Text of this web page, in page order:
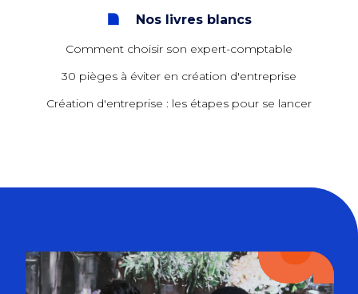
Nos livres blancs
Comment choisir son expert-comptable
30 pièges à éviter en création d'entreprise
Création d'entreprise : les étapes pour se lancer